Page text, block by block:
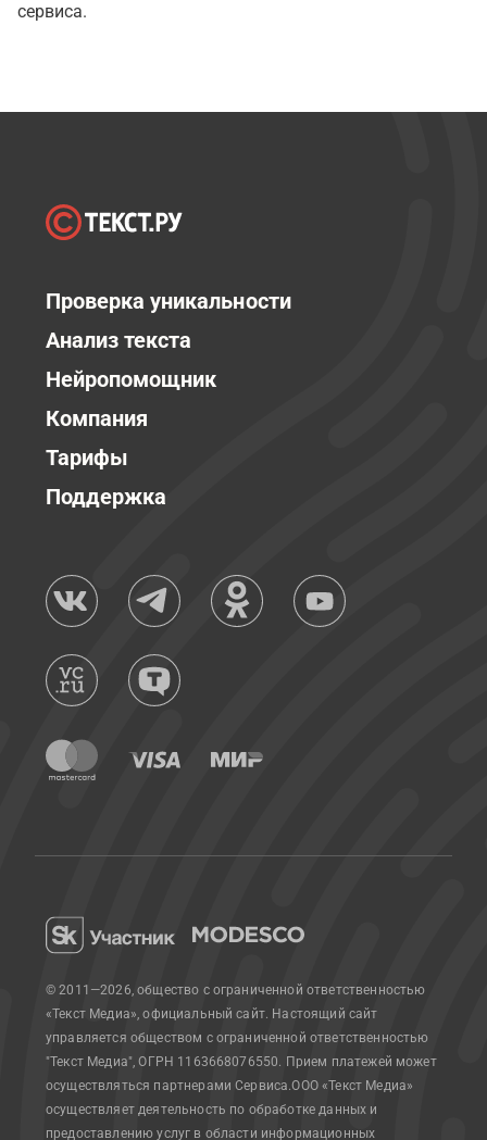
сервиса.
Проверка уникальности
Анализ текста
Нейропомощник
Компания
Тарифы
Поддержка
© 2011—2026, общество с ограниченной ответственностью
«Текст Медиа», официальный сайт. Настоящий сайт
управляется обществом с ограниченной ответственностью
"Текст Медиа", ОГРН 1163668076550. Прием платежей может
осуществляться партнерами Сервиса.ООО «Текст Медиа»
осуществляет деятельность по обработке данных и
предоставлению услуг в области информационных